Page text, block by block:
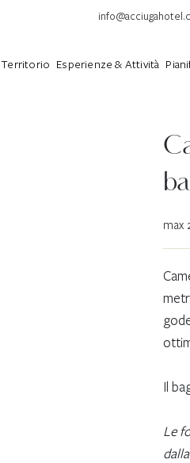
Territorio Esperienze & Attività
max
Il
Le